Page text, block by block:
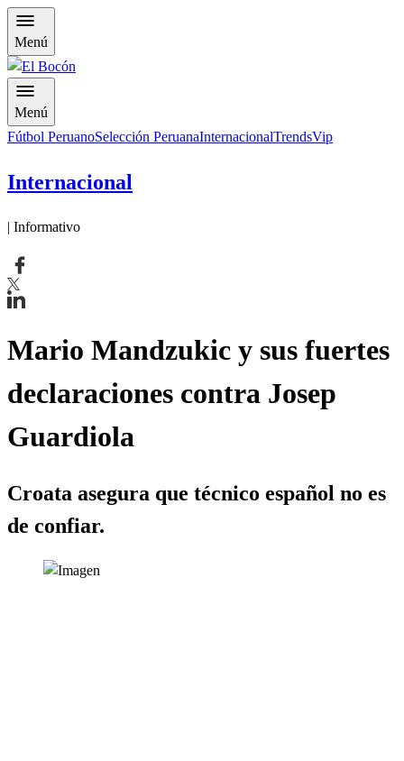
Menú
Menú
Fútbol PeruanoSelección PeruanaInternacionalTrendsVip
Internacional
| Informativo
Mario Mandzukic y sus fuertes
declaraciones contra Josep
Guardiola
Croata asegura que técnico español no es
de confiar.